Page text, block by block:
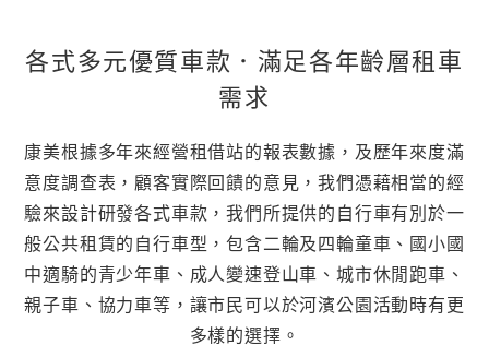
各式多元優質車款．滿足各年齡層租車
需求
康美根據多年來經營租借站的報表數據，及歷年來度滿
意度調查表，顧客實際回饋的意見，我們憑藉相當的經
驗來設計研發各式車款，我們所提供的自行車有別於一
般公共租賃的自行車型，包含二輪及四輪童車、國小國
中適騎的青少年車、成人變速登山車、城市休閒跑車、
親子車、協力車等，讓市民可以於河濱公園活動時有更
多樣的選擇。